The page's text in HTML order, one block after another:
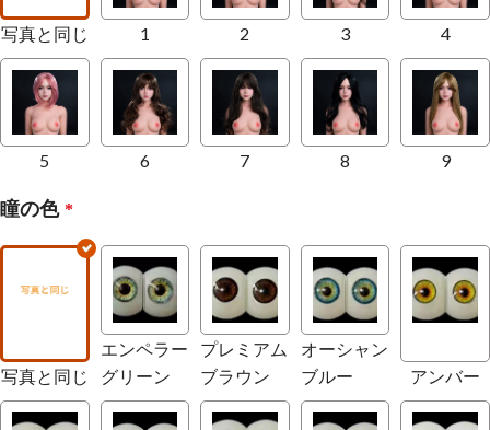
写真と同じ 1 2 3 4
5 6 7 8 9
瞳の色 *
写真と同じ
エンペラー
グリーン
プレミアム
ブラウン
オーシャン
ブルー
アンバー